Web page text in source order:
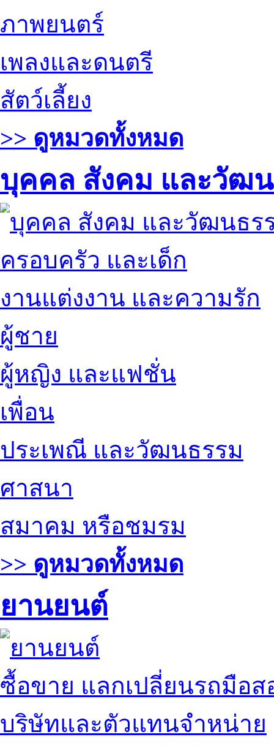
ภาพยนตร์
เพลงและดนตรี
สัตว์เลี้ยง
>> ดูหมวดทั้งหมด
บุคคล สังคม และวัฒ
ครอบครัว และเด็ก
งานแต่งงาน และความรัก
ผู้ชาย
ผู้หญิง และแฟชั่น
เพื่อน
ประเพณี และวัฒนธรรม
ศาสนา
สมาคม หรือชมรม
>> ดูหมวดทั้งหมด
ยานยนต์
ซื้อขาย แลกเปลี่ยนรถมือส
บริษัทและตัวแทนจำหน่าย